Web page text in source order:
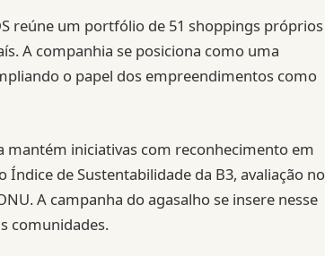
reúne um portfólio de 51 shoppings próprios
A companhia se posiciona como uma
o papel dos empreendimentos como
mantém iniciativas com reconhecimento em
de Sustentabilidade da B3, avaliação no
A campanha do agasalho se insere nesse
comunidades.